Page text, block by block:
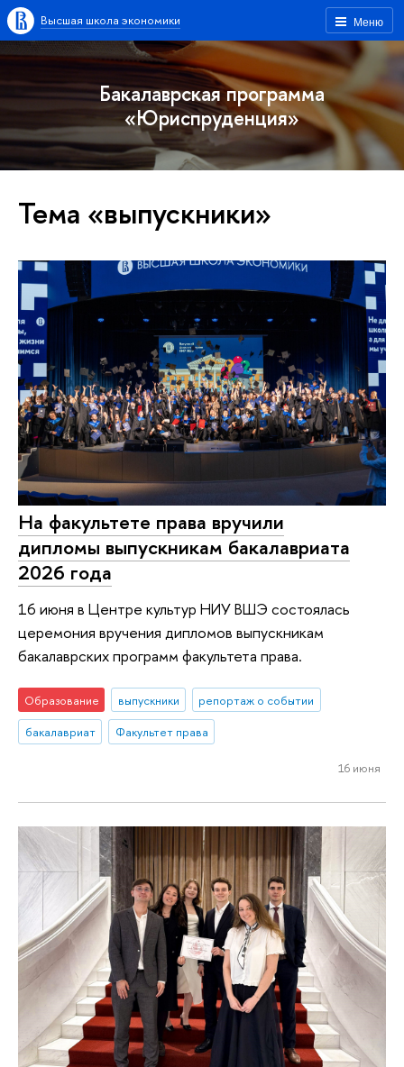
Меню
Высшая школа экономики
Бакалаврская программа
«Юриспруденция»
Тема «выпускники»
На факультете права вручили
дипломы выпускникам бакалавриата
2026 года
16 июня в Центре культур НИУ ВШЭ состоялась
церемония вручения дипломов выпускникам
бакалаврских программ факультета права.
Образование выпускники
репортаж о событии
бакалавриат
Факультет права
16 июня